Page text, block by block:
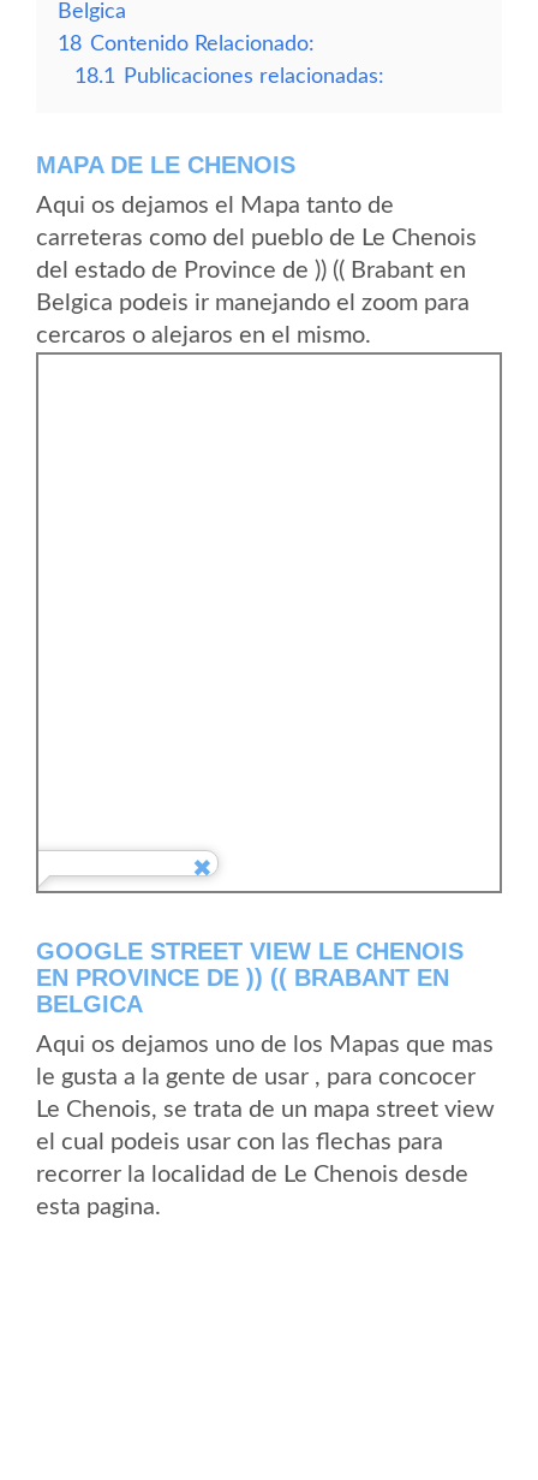
Belgica
18 Contenido Relacionado:
18.1
Publicaciones relacionadas:
MAPA DE LE CHENOIS
Aqui os dejamos el Mapa tanto de
carreteras como del pueblo de Le Chenois
del estado de Province de )) (( Brabant en
Belgica podeis ir manejando el zoom para
cercaros o alejaros en el mismo.
GOOGLE STREET VIEW LE CHENOIS
EN PROVINCE DE )) (( BRABANT EN
BELGICA
Aqui os dejamos uno de los Mapas que mas
le gusta a la gente de usar , para concocer
Le Chenois, se trata de un mapa street view
el cual podeis usar con las flechas para
recorrer la localidad de Le Chenois desde
esta pagina.